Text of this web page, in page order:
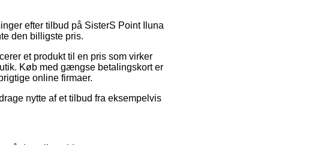
efter tilbud på SisterS Point Iluna
den billigste pris.
et produkt til en pris som virker
Køb med gængse betalingskort er
online firmaer.
nytte af et tilbud fra eksempelvis